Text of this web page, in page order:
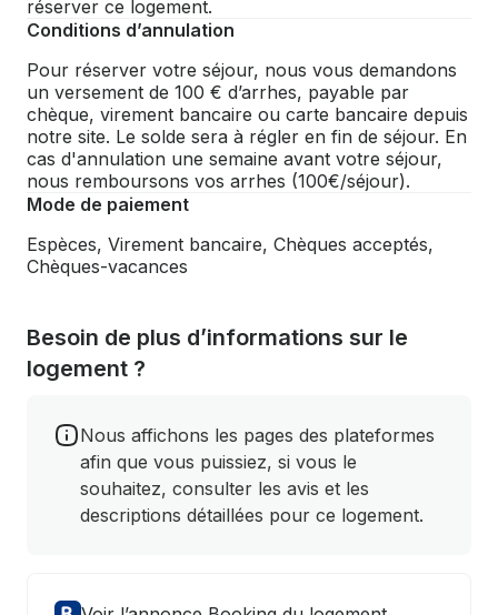
réserver ce logement.
Conditions d’annulation
Pour réserver votre séjour, nous vous demandons
un versement de 100 € d’arrhes, payable par
chèque, virement bancaire ou carte bancaire depuis
notre site. Le solde sera à régler en fin de séjour. En
cas d'annulation une semaine avant votre séjour,
nous remboursons vos arrhes (100€/séjour).
Mode de paiement
Espèces, Virement bancaire, Chèques acceptés,
Chèques-vacances
Besoin de plus d’informations sur le
logement ?
Nous affichons les pages des plateformes
afin que vous puissiez, si vous le
souhaitez, consulter les avis et les
descriptions détaillées pour ce logement.